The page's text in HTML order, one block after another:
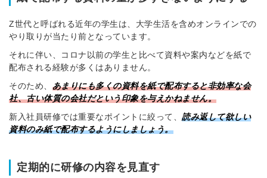
Z世代と呼ばれる近年の学生は、大学生活を含めオンラインでの
やり取りが当たり前となっています。
それに伴い、コロナ以前の学生と比べて資料や案内などを紙で
配布される経験が多くはありません。
そのため、 あまりにも多くの資料を紙で配布すると非効率な会
社、古い体質の会社だという印象を与えかねません。
新入社員研修では重要なポイントに絞って、 読み返して欲しい
資料のみ紙で配布するようにしましょう。
定期的に研修の内容を見直す